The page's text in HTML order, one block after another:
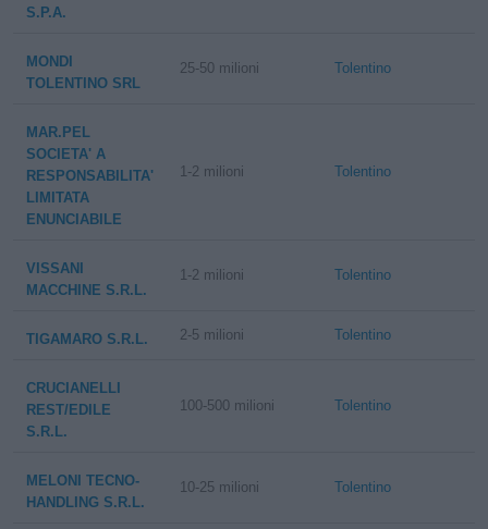
S.P.A.
MONDI
TOLENTINO SRL
25-50 milioni Tolentino
MAR.PEL
SOCIETA' A
RESPONSABILITA'
LIMITATA
ENUNCIABILE
1-2 milioni Tolentino
VISSANI
MACCHINE S.R.L.
1-2 milioni Tolentino
TIGAMARO S.R.L. 2-5 milioni Tolentino
CRUCIANELLI
REST/EDILE
S.R.L.
100-500 milioni Tolentino
MELONI TECNO-
HANDLING S.R.L.
10-25 milioni Tolentino